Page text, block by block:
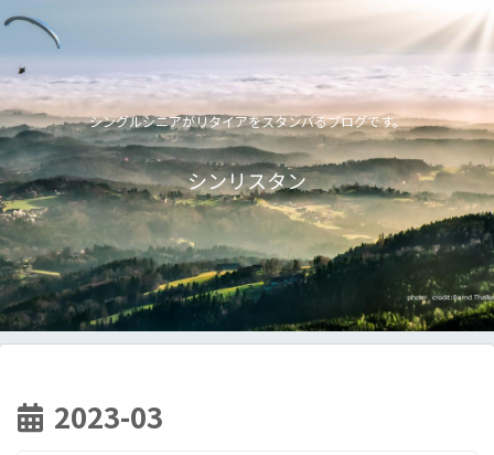
シングルシニアがリタイアをスタンバるブログです。
シンリスタン
2023-03